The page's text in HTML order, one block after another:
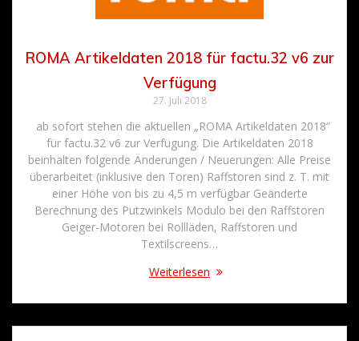
ROMA Artikeldaten 2018 für factu.32 v6 zur
Verfügung
27. Juli 2018
ab sofort stehen die aktuellen „ROMA Artikeldaten 2018“
für factu.32 v6 zur Verfügung. Die Artikeldaten 2018
beinhalten folgende Änderungen / Neuerungen: Alle Preise
überarbeitet (inklusive den Toren) Raffstoren sind z. T. mit
einer Höhe von bis zu 4,5 m verfügbar Geänderte
Berechnung des Putzwinkels Modulo bei den Raffstoren
Geiger-Motoren bei Rollläden, Raffstoren und
Textilscreens…
Weiterlesen